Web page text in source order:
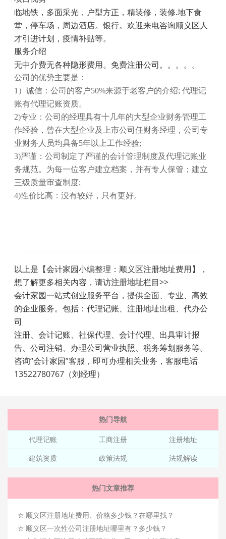
临地铁，多面采光，户型方正，精装修，装修.地下食
堂，停车场，周边酒店。银行。欢迎来电咨询顺义区人
才引进计划，疫情补贴等。
服务介绍
无中介费无各种隐形费用。免费注册公司。。。。。
公司的优势主要是：
1 ）诚信：公司的客户50%来源于老客户的介绍; 代理记
账有代理记账资质。
2)专业：公司的经理具有十几年的大型企业财务管理工
作经验，曾在大型企业及上市公司任财务经理，公司专
业财务人员均具备5年以上工作经验;
3)严谨：公司制定了严谨的会计管理制度及代理记账业
务规范。为每一位客户建立档案，并有专人保管；建立
三级质量审查制度;
4)性价比高：没有较好，只有更好。
以上是【会计家园小编整理：顺义区注册地址费用】，
想了解更多相关内容，请访注册地址栏目>>
会计家园一站式创业服务平台，提供全面、专业、高效
的企业服务。包括：代理记账、注册地址出租、代办公
司
注册、会计记账、社保代理、会计代理、出具审计报
告、公司注销、办理公司营业执照、税务筹划服务等。
咨询“会计家园”客服，即可办理相关业务，客服电话
13522780767（刘经理）
热门导航
代理记账 工商注册
注册地址
建筑资质
政策法规 法规解读
热门文章推荐
☆ 顺义区注册地址费用、价格多少钱？在哪里找？
☆ 顺义区一次性公司注册地址哪里有？多少钱？